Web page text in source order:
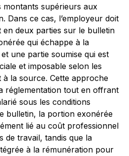
supérieurs aux
Dans ce cas, l’employeur doit
en deux parties sur le bulletin
qui échappe à la
une partie soumise qui est
et imposable selon les
à la source. Cette approche
réglementation tout en offrant
sous les conditions
bulletin, la portion exonérée
lié au coût professionnel
de travail, tandis que la
à la rémunération pour